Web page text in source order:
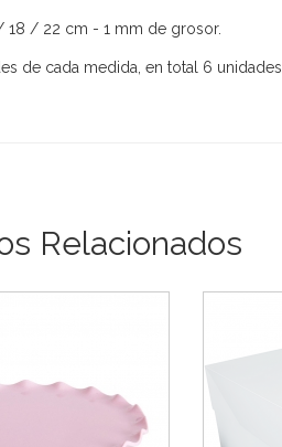
18 / 22 cm - 1 mm de grosor.
de cada medida, en total 6 unidades.
Relacionados